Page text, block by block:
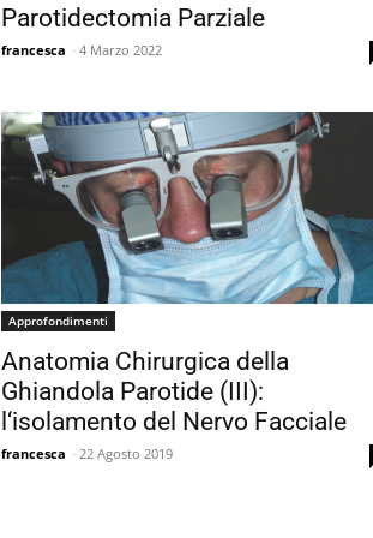
Parotidectomia Parziale
francesca - 4 Marzo 2022
Approfondimenti
Anatomia Chirurgica della
Ghiandola Parotide (III):
l‘isolamento del Nervo Facciale
francesca - 22 Agosto 2019